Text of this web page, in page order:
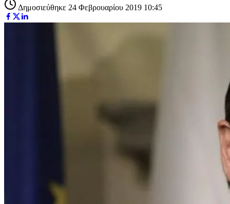
Δημοσιεύθηκε 24 Φεβρουαρίου 2019 10:45